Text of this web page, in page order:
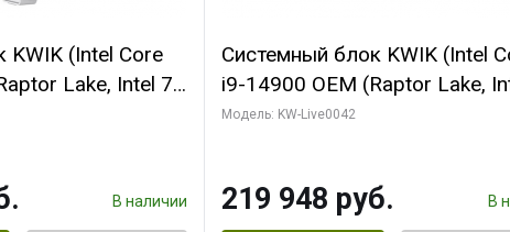
KWIK (Intel Core
Lake, Intel 7,
ГБ ОЗУ (2
В наличии
Системный блок KWIK (Intel
i9-14900 OEM (Raptor Lake,
C24 16EC/8PC// 16 ГБ ОЗУ (2
256bi/ 512 ГБ SSD)
Модель: KW-Live0042
219 948 руб. В